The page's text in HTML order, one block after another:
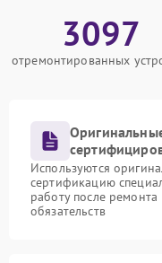
3097
отремонтированных
Используются
сертификацию
работу после
обязательств